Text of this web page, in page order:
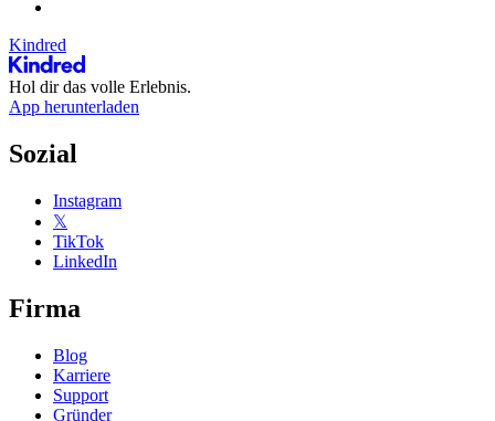
Kindred
Hol dir das volle Erlebnis.
App herunterladen
Sozial
Instagram
𝕏
TikTok
LinkedIn
Firma
Blog
Karriere
Support
Gründer